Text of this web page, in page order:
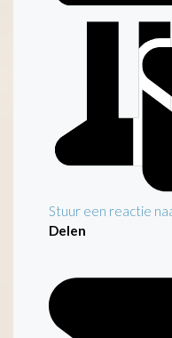
Stuur een reactie
Delen